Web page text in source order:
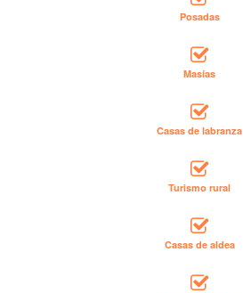
Posadas
Masías
Casas de labranza
Turismo rural
Casas de aldea